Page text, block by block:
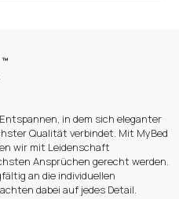
in dem sich eleganter
Qualität verbindet. Mit MyBed
wir mit Leidenschaft
Ansprüchen gerecht werden.
an die individuellen
dabei auf jedes Detail.